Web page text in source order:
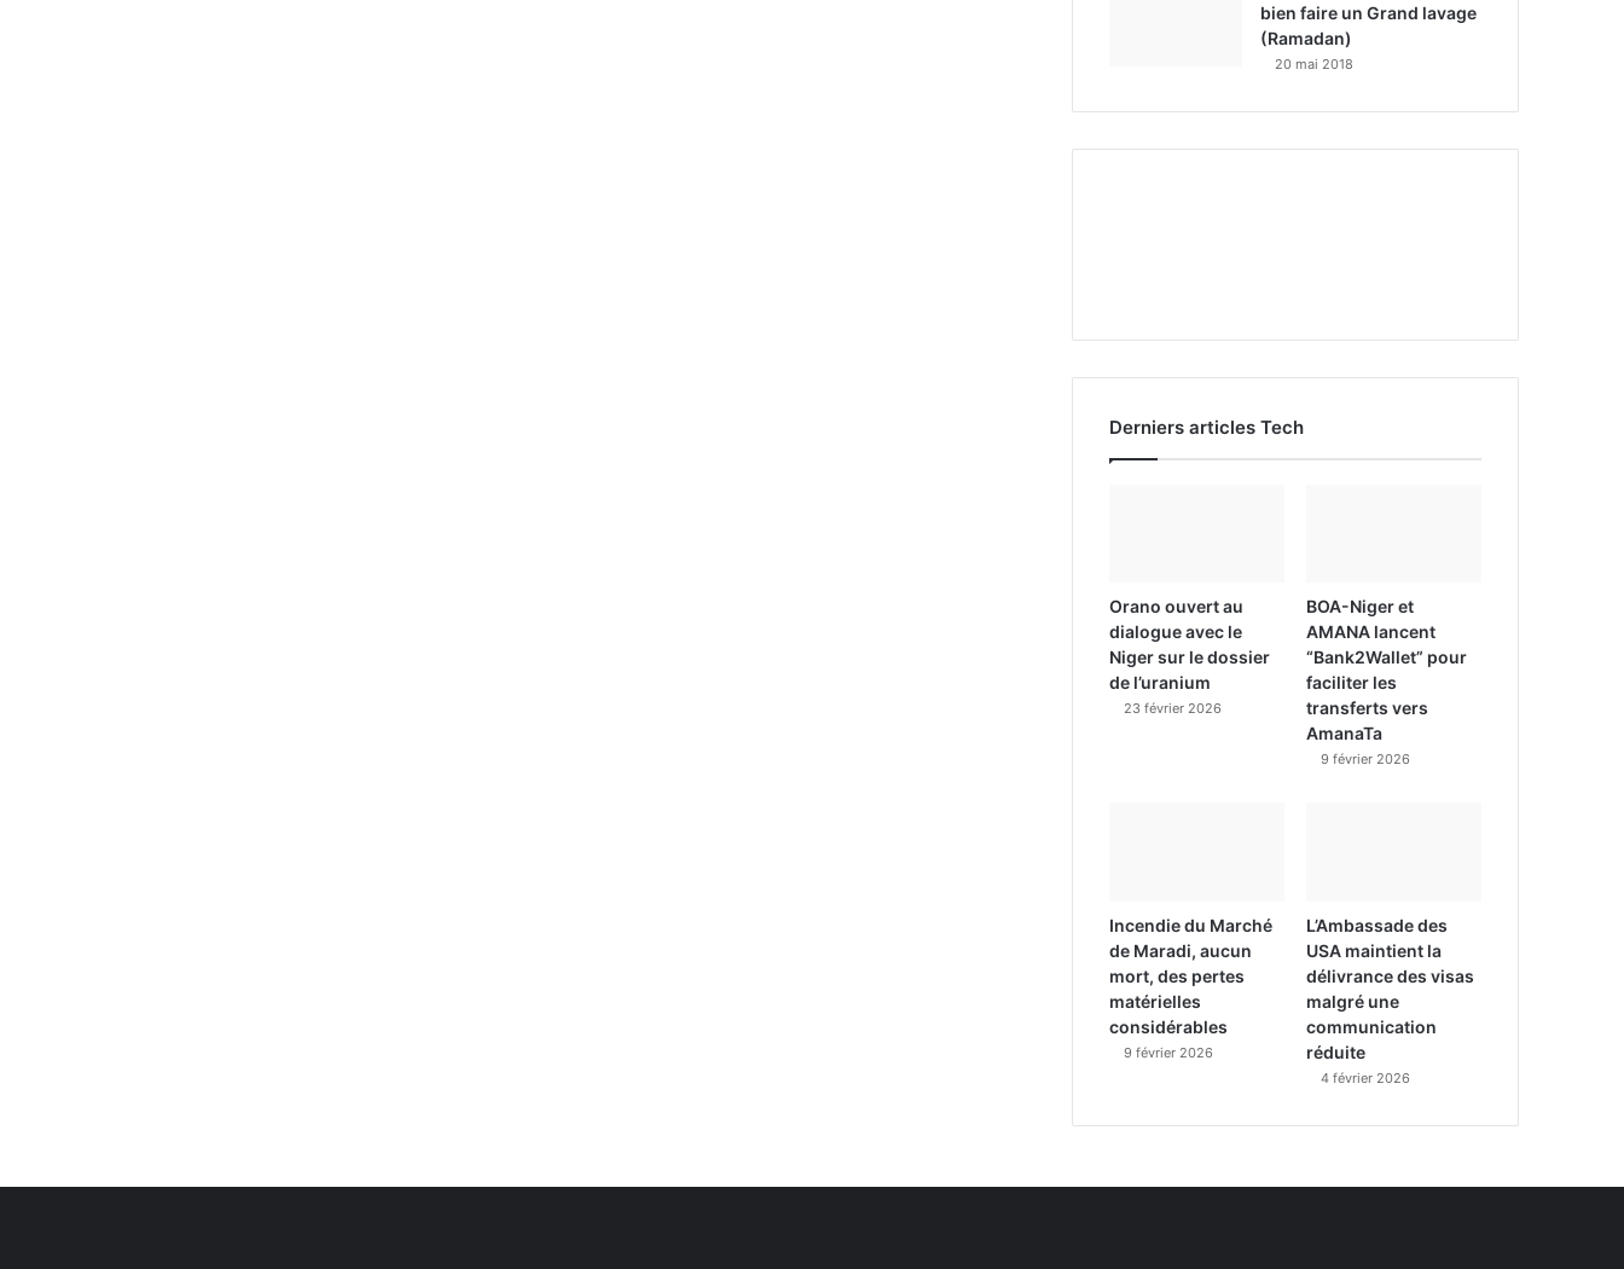
bien faire un Grand lavage
(Ramadan)
20 mai 2018
Derniers articles Tech
Orano ouvert au
dialogue avec le
Niger sur le dossier
de l’uranium
23 février 2026
BOA-Niger et
AMANA lancent
“Bank2Wallet” pour
faciliter les
transferts vers
AmanaTa
9 février 2026
Incendie du Marché
de Maradi, aucun
mort, des pertes
matérielles
considérables
9 février 2026
L’Ambassade des
USA maintient la
délivrance des visas
malgré une
communication
réduite
4 février 2026